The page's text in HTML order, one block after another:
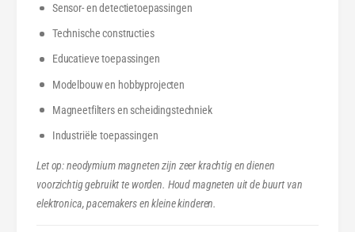
Sensor- en detectietoepassingen
Technische constructies
Educatieve toepassingen
Modelbouw en hobbyprojecten
Magneetfilters en scheidingstechniek
Industriële toepassingen
Let op: neodymium magneten zijn zeer krachtig en dienen
voorzichtig gebruikt te worden. Houd magneten uit de buurt van
elektronica, pacemakers en kleine kinderen.